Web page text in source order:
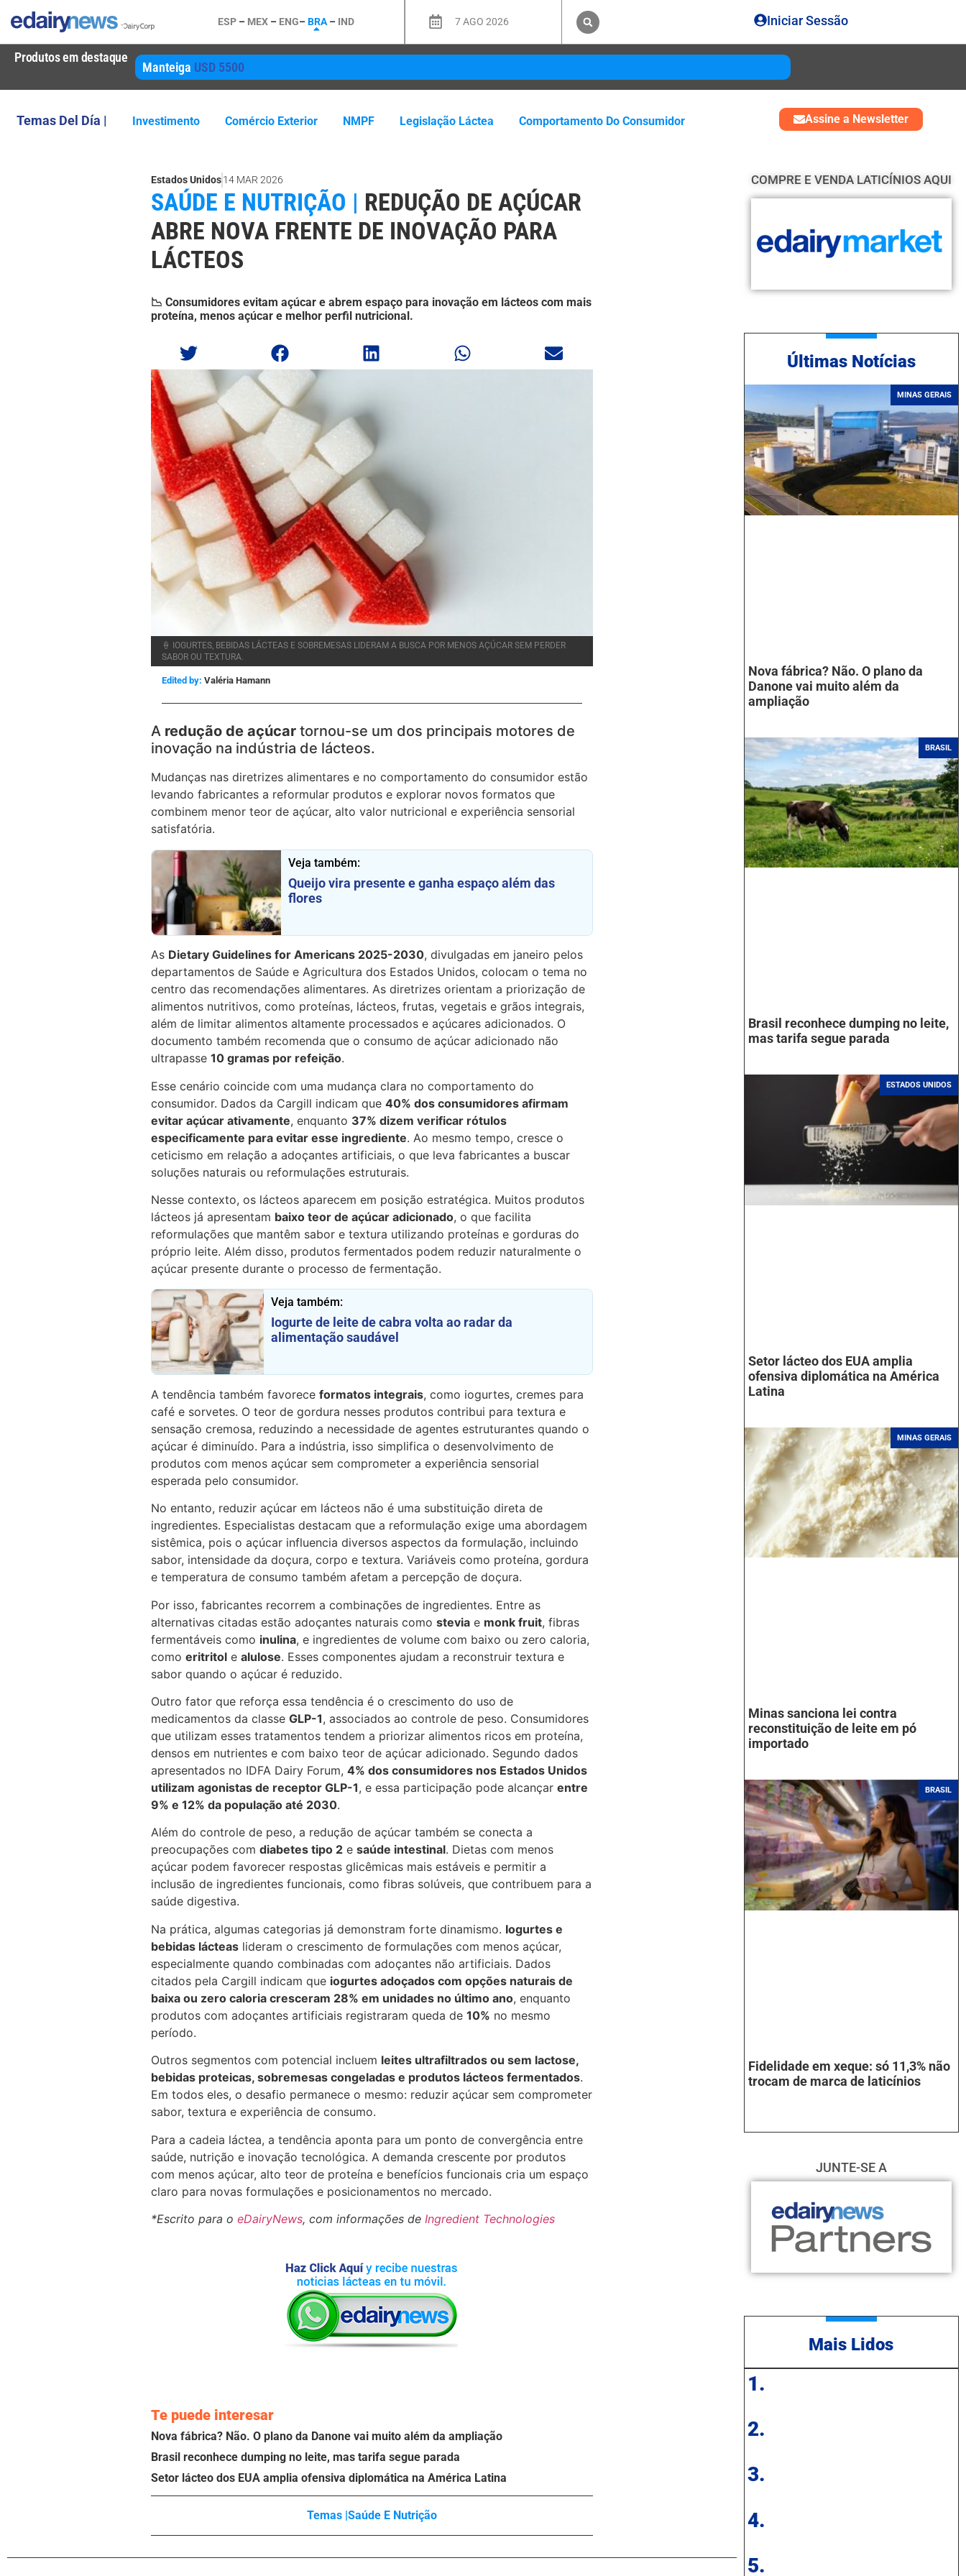
ESP – MEX – ENG–BRA – IND 7 AGO 2026 Iniciar Sessão
Produtos em destaque
Manteiga USD 5500
Temas Del Día | Investimento Comércio Exterior NMPF Legislação Láctea Comportamento Do Consumidor Assine a Newsletter
Estados Unidos14 MAR 2026
SAÚDE E NUTRIÇÃO | REDUÇÃO DE AÇÚCAR
ABRE NOVA FRENTE DE INOVAÇÃO PARA
LÁCTEOS
📉 Consumidores evitam açúcar e abrem espaço para inovação em lácteos com mais
proteína, menos açúcar e melhor perfil nutricional.
🍦 IOGURTES, BEBIDAS LÁCTEAS E SOBREMESAS LIDERAM A BUSCA POR MENOS AÇÚCAR SEM PERDER
SABOR OU TEXTURA.
Edited by: Valéria Hamann
A redução de açúcar tornou-se um dos principais motores de
inovação na indústria de lácteos.
Mudanças nas diretrizes alimentares e no comportamento do consumidor estão
levando fabricantes a reformular produtos e explorar novos formatos que
combinem menor teor de açúcar, alto valor nutricional e experiência sensorial
satisfatória.
Veja também:
Queijo vira presente e ganha espaço além das
flores
As Dietary Guidelines for Americans 2025-2030, divulgadas em janeiro pelos
departamentos de Saúde e Agricultura dos Estados Unidos, colocam o tema no
centro das recomendações alimentares. As diretrizes orientam a priorização de
alimentos nutritivos, como proteínas, lácteos, frutas, vegetais e grãos integrais,
além de limitar alimentos altamente processados e açúcares adicionados. O
documento também recomenda que o consumo de açúcar adicionado não
ultrapasse 10 gramas por refeição.
Esse cenário coincide com uma mudança clara no comportamento do
consumidor. Dados da Cargill indicam que 40% dos consumidores afirmam
evitar açúcar ativamente, enquanto 37% dizem verificar rótulos
especificamente para evitar esse ingrediente. Ao mesmo tempo, cresce o
ceticismo em relação a adoçantes artificiais, o que leva fabricantes a buscar
soluções naturais ou reformulações estruturais.
Nesse contexto, os lácteos aparecem em posição estratégica. Muitos produtos
lácteos já apresentam baixo teor de açúcar adicionado, o que facilita
reformulações que mantêm sabor e textura utilizando proteínas e gorduras do
próprio leite. Além disso, produtos fermentados podem reduzir naturalmente o
açúcar presente durante o processo de fermentação.
Veja também:
Iogurte de leite de cabra volta ao radar da
alimentação saudável
A tendência também favorece formatos integrais, como iogurtes, cremes para
café e sorvetes. O teor de gordura nesses produtos contribui para textura e
sensação cremosa, reduzindo a necessidade de agentes estruturantes quando o
açúcar é diminuído. Para a indústria, isso simplifica o desenvolvimento de
produtos com menos açúcar sem comprometer a experiência sensorial
esperada pelo consumidor.
No entanto, reduzir açúcar em lácteos não é uma substituição direta de
ingredientes. Especialistas destacam que a reformulação exige uma abordagem
sistêmica, pois o açúcar influencia diversos aspectos da formulação, incluindo
sabor, intensidade da doçura, corpo e textura. Variáveis como proteína, gordura
e temperatura de consumo também afetam a percepção de doçura.
Por isso, fabricantes recorrem a combinações de ingredientes. Entre as
alternativas citadas estão adoçantes naturais como stevia e monk fruit, fibras
fermentáveis como inulina, e ingredientes de volume com baixo ou zero caloria,
como eritritol e alulose. Esses componentes ajudam a reconstruir textura e
sabor quando o açúcar é reduzido.
Outro fator que reforça essa tendência é o crescimento do uso de
medicamentos da classe GLP-1, associados ao controle de peso. Consumidores
que utilizam esses tratamentos tendem a priorizar alimentos ricos em proteína,
densos em nutrientes e com baixo teor de açúcar adicionado. Segundo dados
apresentados no IDFA Dairy Forum, 4% dos consumidores nos Estados Unidos
utilizam agonistas de receptor GLP-1, e essa participação pode alcançar entre
9% e 12% da população até 2030.
Além do controle de peso, a redução de açúcar também se conecta a
preocupações com diabetes tipo 2 e saúde intestinal. Dietas com menos
açúcar podem favorecer respostas glicêmicas mais estáveis e permitir a
inclusão de ingredientes funcionais, como fibras solúveis, que contribuem para a
saúde digestiva.
Na prática, algumas categorias já demonstram forte dinamismo. Iogurtes e
bebidas lácteas lideram o crescimento de formulações com menos açúcar,
especialmente quando combinadas com adoçantes não artificiais. Dados
citados pela Cargill indicam que iogurtes adoçados com opções naturais de
baixa ou zero caloria cresceram 28% em unidades no último ano, enquanto
produtos com adoçantes artificiais registraram queda de 10% no mesmo
período.
Outros segmentos com potencial incluem leites ultrafiltrados ou sem lactose,
bebidas proteicas, sobremesas congeladas e produtos lácteos fermentados.
Em todos eles, o desafio permanece o mesmo: reduzir açúcar sem comprometer
sabor, textura e experiência de consumo.
Para a cadeia láctea, a tendência aponta para um ponto de convergência entre
saúde, nutrição e inovação tecnológica. A demanda crescente por produtos
com menos açúcar, alto teor de proteína e benefícios funcionais cria um espaço
claro para novas formulações e posicionamentos no mercado.
*Escrito para o eDairyNews, com informações de Ingredient Technologies
Te puede interesar
Nova fábrica? Não. O plano da Danone vai muito além da ampliação
Brasil reconhece dumping no leite, mas tarifa segue parada
Setor lácteo dos EUA amplia ofensiva diplomática na América Latina
Temas | Saúde E Nutrição
COMPRE E VENDA LATICÍNIOS AQUI
Ú ltimas Notícias
MINAS GERAIS
Nova fábrica? Não. O plano da
Danone vai muito além da
ampliação
BRASIL
Brasil reconhece dumping no leite,
mas tarifa segue parada
ESTADOS UNIDOS
Setor lácteo dos EUA amplia
ofensiva diplomática na América
Latina
MINAS GERAIS
Minas sanciona lei contra
reconstituição de leite em pó
importado
BRASIL
Fidelidade em xeque: só 11,3% não
trocam de marca de laticínios
JUNTE-SE A
Mais Lidos
1.
2.
3.
4.
5.